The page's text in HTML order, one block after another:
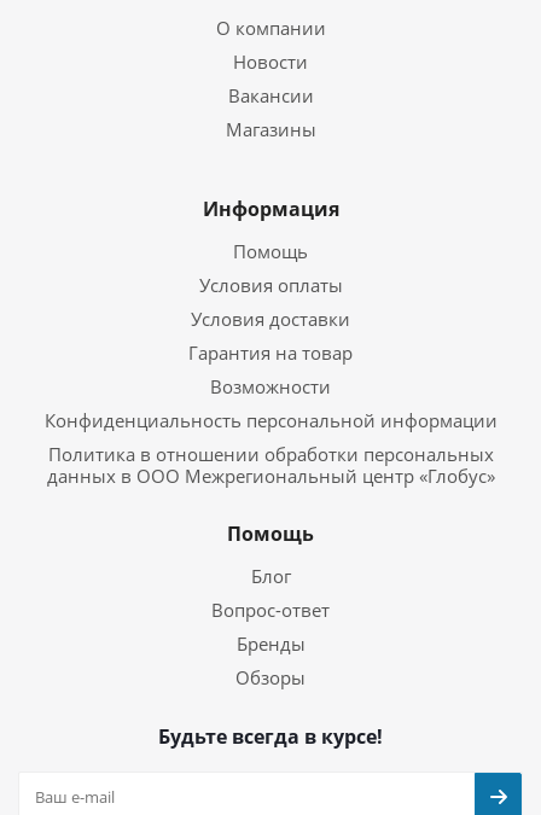
О компании
Новости
Вакансии
Магазины
Информация
Помощь
Условия оплаты
Условия доставки
Гарантия на товар
Возможности
Конфиденциальность персональной информации
Политика в отношении обработки персональных
данных в ООО Межрегиональный центр «Глобус»
Помощь
Блог
Вопрос-ответ
Бренды
Обзоры
Будьте всегда в курсе!